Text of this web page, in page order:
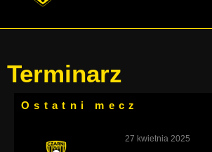
Terminarz
Ostatni mecz
27 kwietnia 2025